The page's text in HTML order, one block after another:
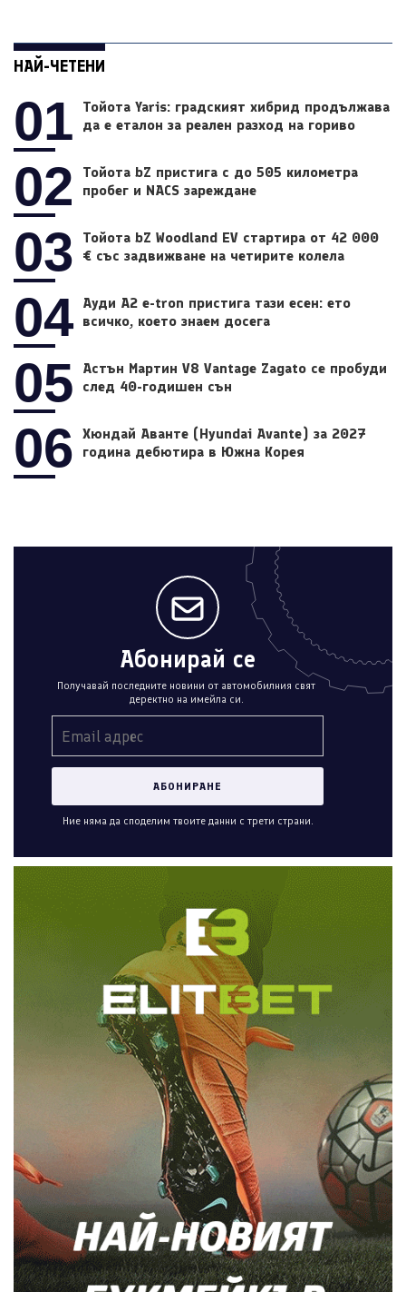
НАЙ-ЧЕТЕНИ
01
Тойота Yaris: градският хибрид продължава
да е еталон за реален разход на гориво
02
Тойота bZ пристига с до 505 километра
пробег и NACS зареждане
03
Тойота bZ Woodland EV стартира от 42 000
€ със задвижване на четирите колела
04 Ауди A2 e-tron пристига тази есен: ето
всичко, което знаем досега
05
Астън Мартин V8 Vantage Zagato се пробуди
след 40-годишен сън
06
Хюндай Аванте (Hyundai Avante) за 2027
година дебютира в Южна Корея
Абонирай се
Получавай последните новини от автомобилния свят
деректно на имейла си.
Ние няма да споделим твоите данни с трети страни.